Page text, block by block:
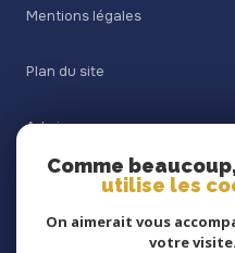
Mentions légales
Plan du site
Admin
Nos honoraires
Comme
utilise les
On aimerait vous
votre visite.